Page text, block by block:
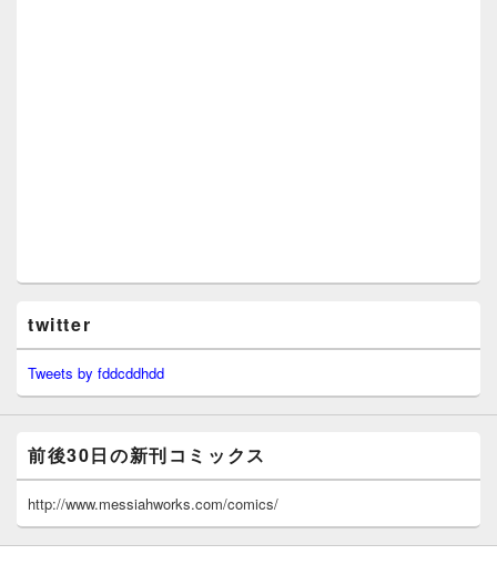
twitter
Tweets by fddcddhdd
前後30日の新刊コミックス
http://www.messiahworks.com/comics/